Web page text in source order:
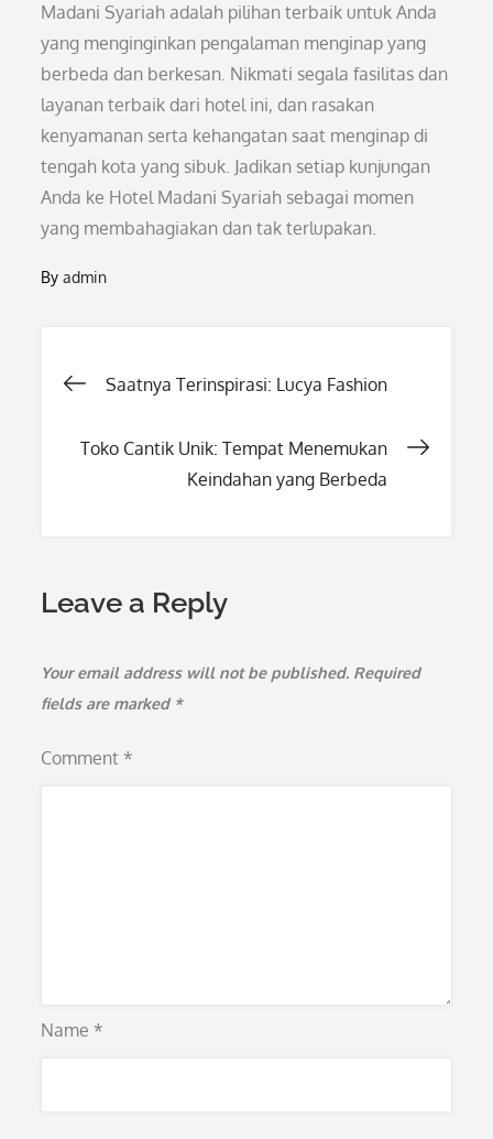
Madani Syariah adalah pilihan terbaik untuk Anda
yang menginginkan pengalaman menginap yang
berbeda dan berkesan. Nikmati segala fasilitas dan
layanan terbaik dari hotel ini, dan rasakan
kenyamanan serta kehangatan saat menginap di
tengah kota yang sibuk. Jadikan setiap kunjungan
Anda ke Hotel Madani Syariah sebagai momen
yang membahagiakan dan tak terlupakan.
Byadmin
Post
navigation
Saatnya Terinspirasi: Lucya Fashion
Toko Cantik Unik: Tempat Menemukan
Keindahan yang Berbeda
Leave a Reply
Your email address will not be published. Required
fields are marked *
Comment *
Name *